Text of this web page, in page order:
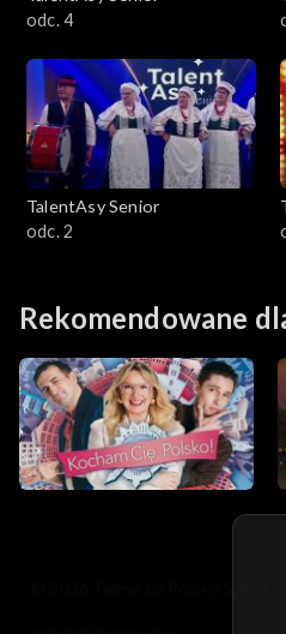
odc. 4
TalentAsy Senior
odc. 2
Rekomendowane